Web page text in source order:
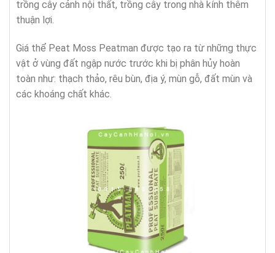
trồng cây cảnh nội thất, trồng cây trong nhà kính thêm
thuận lợi.
Giá thể Peat Moss Peatman được tạo ra từ những thực
vật ở vùng đất ngập nước trước khi bị phân hủy hoàn
toàn như: thạch thảo, rêu bùn, địa ý, mùn gỗ, đất mùn và
các khoáng chất khác.